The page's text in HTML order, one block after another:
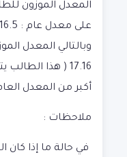
المعدل الموزون
وبالتالي المعدل
17.16 ( هذا
أكبر من المعدل
ملاحظات :
في حالة ما إذا